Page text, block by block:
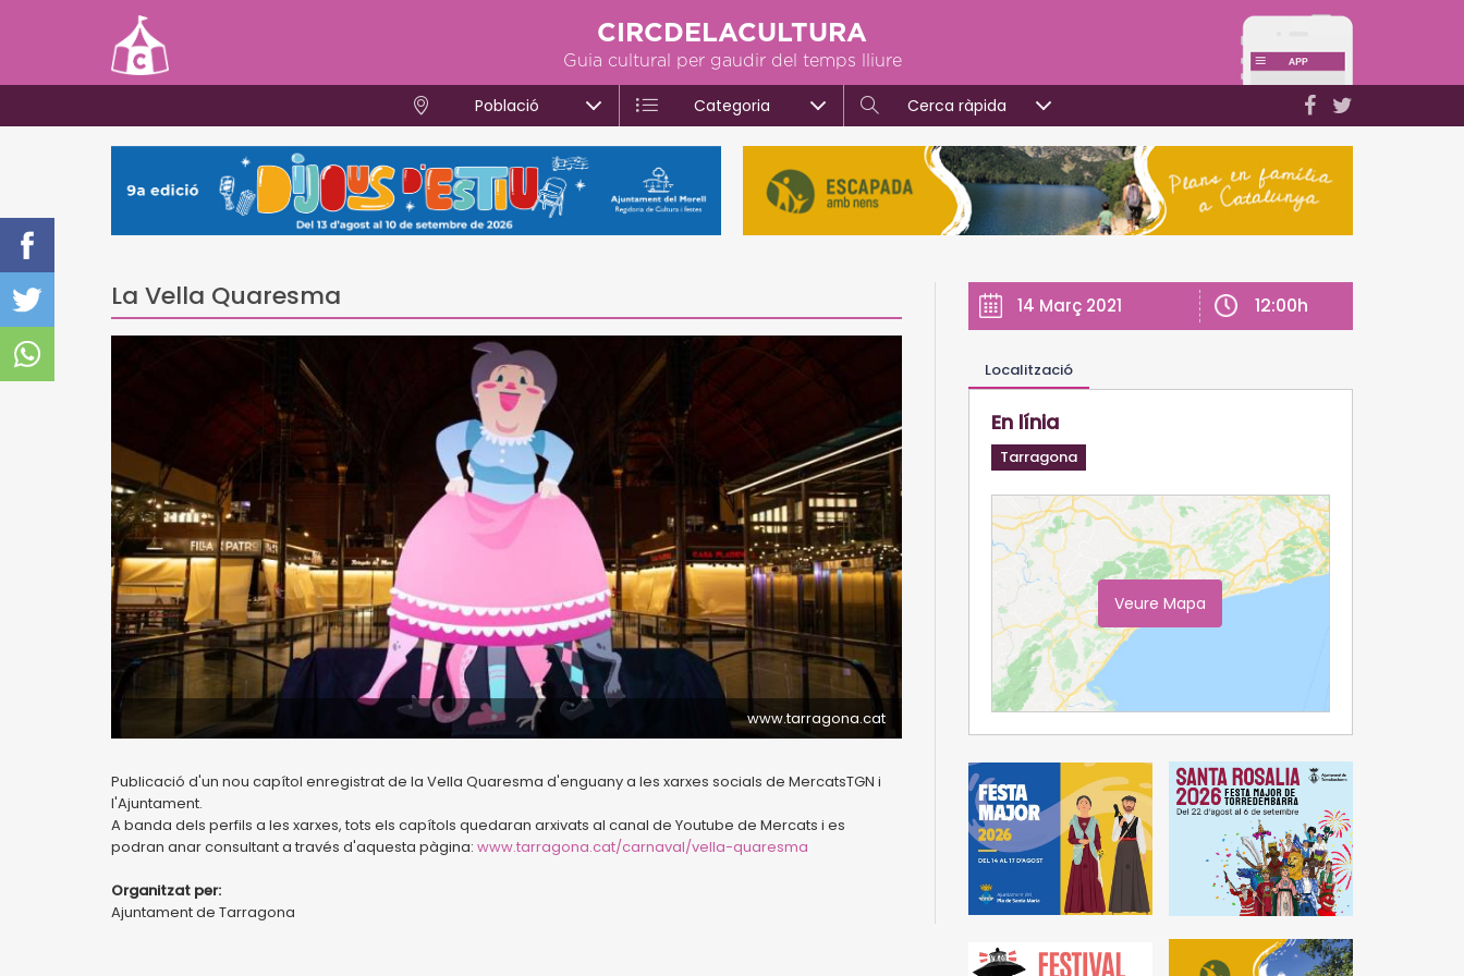
CIRCDELACULTURA
Guia cultural per gaudir del temps lliure
Població Categoria Cerca ràpida
La Vella Quaresma
www.tarragona.cat
Publicació d'un nou capítol enregistrat de la Vella Quaresma d'enguany a les xarxes socials de MercatsTGN i
l'Ajuntament.
A banda dels perfils a les xarxes, tots els capítols quedaran arxivats al canal de Youtube de Mercats i es
podran anar consultant a través d'aquesta pàgina: www.tarragona.cat/carnaval/vella-quaresma
Organitzat per:
Ajuntament de Tarragona
14 Març 2021 12:00h
Localització
En línia
Tarragona
Veure Mapa